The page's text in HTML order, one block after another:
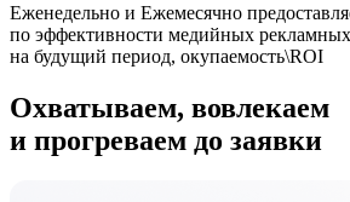
Еженедельно и Ежемесячно
по эффективности медийных
на будущий период, окупаемость\ROI
Охватываем, вовлекаем
и прогреваем до заявки